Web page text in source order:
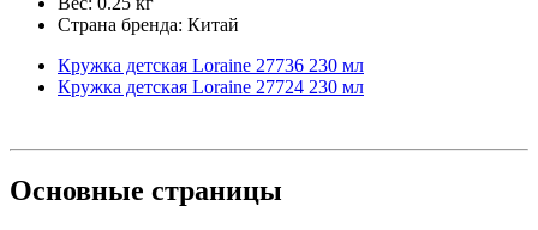
Страна бренда: Китай
Кружка детская Loraine 27736 230 мл
Кружка детская Loraine 27724 230 мл
Основные страницы